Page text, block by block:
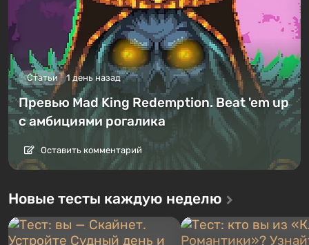
Статьи 1 день назад
Превью Mad King Redemption. Beat 'em up
с амбициями рогалика
Оставить комментарий
Новые тесты каждую неделю